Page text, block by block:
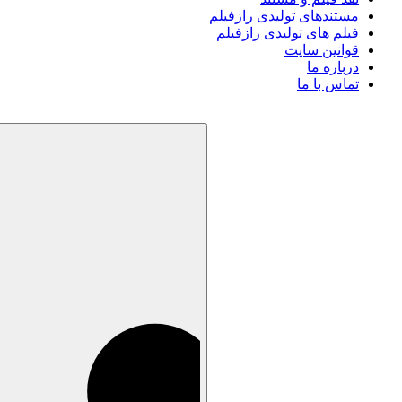
مستندهای تولیدی رازفیلم
فیلم های تولیدی رازفیلم
قوانین سایت
درباره ما
تماس با ما